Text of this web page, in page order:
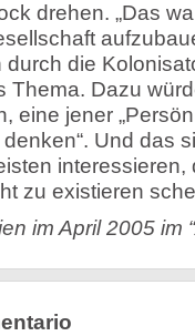
drehen. „Das
die
Thema. Dazu
eine jener
Und das
interessieren,
zu existieren
im April 2005 im